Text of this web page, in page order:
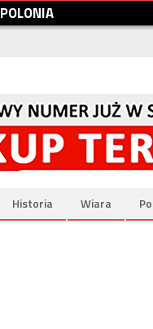
POLONIA
Historia Wiara